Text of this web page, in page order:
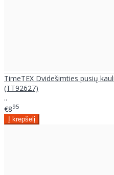
TimeTEX Dvidešimties pusių
(TT92627)
..
€895